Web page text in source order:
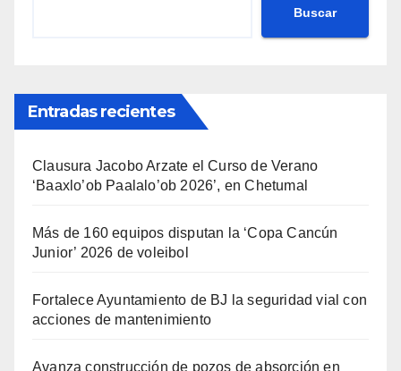
Buscar
Entradas recientes
Clausura Jacobo Arzate el Curso de Verano
‘Baaxlo’ob Paalalo’ob 2026’, en Chetumal
Más de 160 equipos disputan la ‘Copa Cancún
Junior’ 2026 de voleibol
Fortalece Ayuntamiento de BJ la seguridad vial con
acciones de mantenimiento
Avanza construcción de pozos de absorción en